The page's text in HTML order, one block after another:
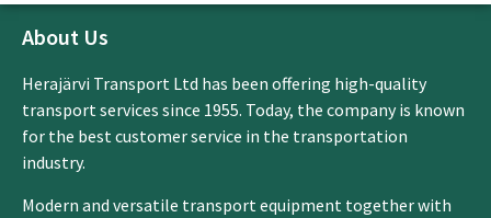
About Us
Herajärvi Transport Ltd has been offering high-quality
transport services since 1955. Today, the company is known
for the best customer service in the transportation
industry.
Modern and versatile transport equipment together with